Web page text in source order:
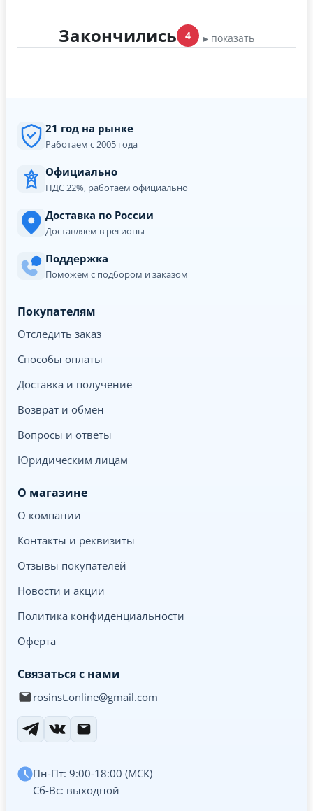
Закончились 4 ▸ показать
21 год на рынке
Работаем с 2005 года
Официально
НДС 22%, работаем официально
Доставка по России
Доставляем в регионы
Поддержка
Поможем с подбором и заказом
Покупателям
Отследить заказ
Способы оплаты
Доставка и получение
Возврат и обмен
Вопросы и ответы
Юридическим лицам
О магазине
О компании
Контакты и реквизиты
Отзывы покупателей
Новости и акции
Политика конфиденциальности
Оферта
Связаться с нами
rosinst.online@gmail.com
Пн-Пт: 9:00-18:00 (МСК)
Сб-Вс: выходной